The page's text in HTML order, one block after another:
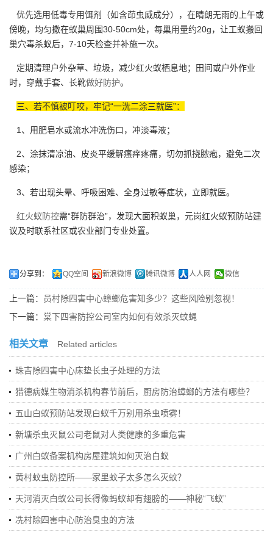
优先选用低毒专用饵剂（如含茚虫威成分），在晴朗无雨的上午或
傍晚，均匀撒在蚁巢周围30-50cm处，每巢用量约20g，让工蚁搬回
巢穴毒杀蚁后，7-10天检查并补施一次。
定期清理户外杂草、垃圾，减少红火蚁栖息地；田间或户外作业
时，穿戴手套、长靴做好防护。
三、若不慎被叮咬，牢记“一洗二涂三就医”：
1、用肥皂水或流水冲洗伤口，冲淡毒液；
2、涂抹清凉油、皮炎平缓解瘙痒疼痛，切勿抓挠脓疱，避免二次
感染；
3、若出现头晕、呼吸困难、全身过敏等症状，立即就医。
红火蚁防控需“群防群治”，发现大面积蚁巢，元岗红火蚁预防站建
议及时联系社区或农业部门专业处置。
分享到： QQ空间 新浪微博 腾讯微博 人人网 微信
上一篇：
员村除四害中心蟑螂危害知多少？这些风险别忽视！
下一篇： 棠下四害防控公司室内如何有效杀灭蚊蝇
相关文章 Related articles
珠吉除四害中心床垫长虫子处理的方法
猎德病媒生物消杀机构春节前后，厨房防治蟑螂的方法有哪些？
五山白蚁预防站发现白蚁千万别用杀虫喷雾！
新塘杀虫灭鼠公司老鼠对人类健康的多重危害
广州白蚁备案机构房屋建筑如何灭治白蚁
黄村蚊虫防控所——家里蚊子太多怎么灭蚊？
天河消灭白蚁公司长得像蚂蚁却有翅膀的——神秘“飞蚁”
冼村除四害中心防治臭虫的方法